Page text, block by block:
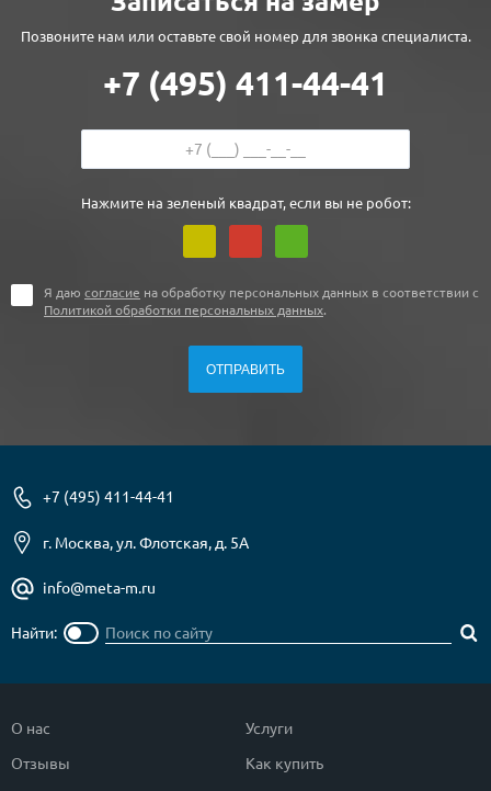
Позвоните нам или оставьте свой номер для звонка специалиста.
+7 (495) 411-44-41
Нажмите на зеленый квадрат, если вы не робот:
Я даю согласие на обработку персональных данных в соответствии с
Политикой обработки персональных данных.
+7 (495) 411-44-41
г. Москва, ул. Флотская, д. 5А
info@meta-m.ru
Найти:
О нас
Отзывы
Услуги
Как купить